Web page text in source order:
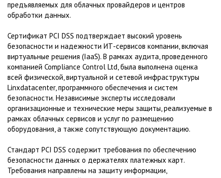
предъявляемых для облачных провайдеров и центров
обработки данных.
Сертификат PCI DSS подтверждает высокий уровень
безопасности и надежности ИТ-сервисов компании, включая
виртуальные решения (IaaS). В рамках аудита, проведенного
компанией Compliance Control Ltd, была выполнена оценка
всей физической, виртуальной и сетевой инфраструктуры
Linxdatacenter, программного обеспечения и систем
безопасности. Независимые эксперты исследовали
организационные и технические меры защиты, реализуемые в
рамках облачных сервисов и услуг по размещению
оборудования, а также сопутствующую документацию.
Стандарт PCI DSS содержит требования по обеспечению
безопасности данных о держателях платежных карт.
Требования направлены на защиту информации,